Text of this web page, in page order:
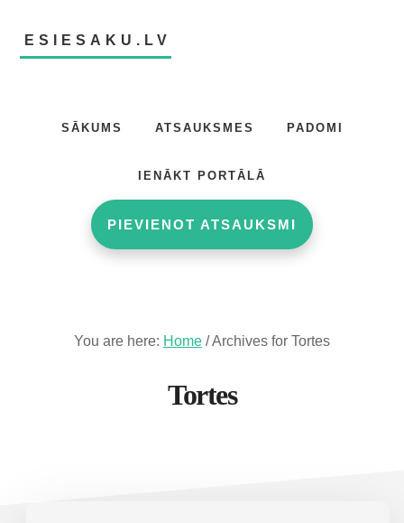
main
footerESIESAKU.LV
SĀKUMS ATSAUKSMES PADOMI
IENĀKT PORTĀLĀ
PIEVIENOT ATSAUKSMI
You are here: Home /Archives for Tortes
Tortes